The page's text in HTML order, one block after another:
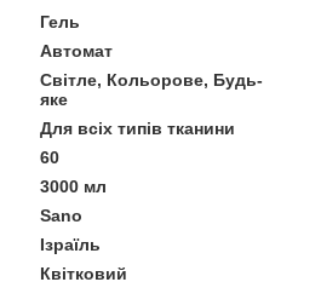
Гель
Автомат
Світле, Кольорове, Будь-
яке
Для всіх типів тканини
60
3000 мл
Sano
Ізраїль
Квітковий